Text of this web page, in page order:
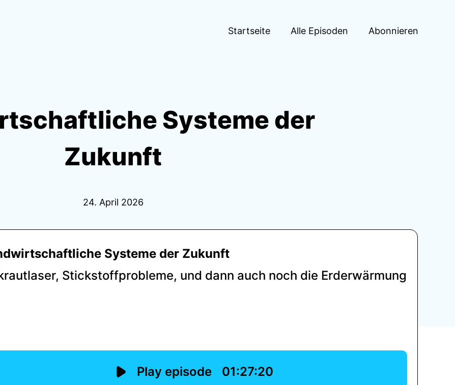
Startseite Alle Episoden Abonnieren
Systeme der
Zukunft
24. April 2026